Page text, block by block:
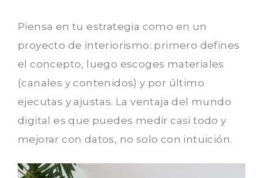
Piensa en tu estrategia como en un
proyecto de interiorismo: primero defines
el concepto, luego escoges materiales
(canales y contenidos) y por último
ejecutas y ajustas. La ventaja del mundo
digital es que puedes medir casi todo y
mejorar con datos, no solo con intuición.